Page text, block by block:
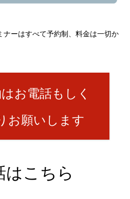
ーはすべて予約制、料金は一切か
お電話もしく
お願いします
はこちら